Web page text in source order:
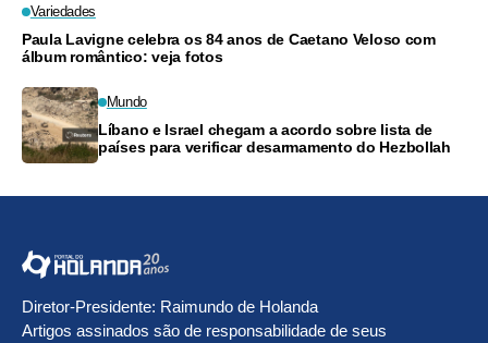
Variedades
Paula Lavigne celebra os 84 anos de Caetano Veloso com
álbum romântico: veja fotos
Mundo
Líbano e Israel chegam a acordo sobre lista de
países para verificar desarmamento do Hezbollah
Diretor-Presidente: Raimundo de Holanda
Artigos assinados são de responsabilidade de seus